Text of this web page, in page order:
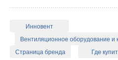
Инновент
Вентиляционное оборудование
Страница бренда
Где